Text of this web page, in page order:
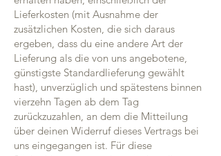
Lieferkosten (mit Ausnahme der
zusätzlichen Kosten, die sich daraus
ergeben, dass du eine andere Art der
Lieferung als die von uns angebotene,
günstigste Standardlieferung gewählt
hast), unverzüglich und spätestens binnen
vierzehn Tagen ab dem Tag
zurückzuzahlen, an dem die Mitteilung
über deinen Widerruf dieses Vertrags bei
uns eingegangen ist. Für diese